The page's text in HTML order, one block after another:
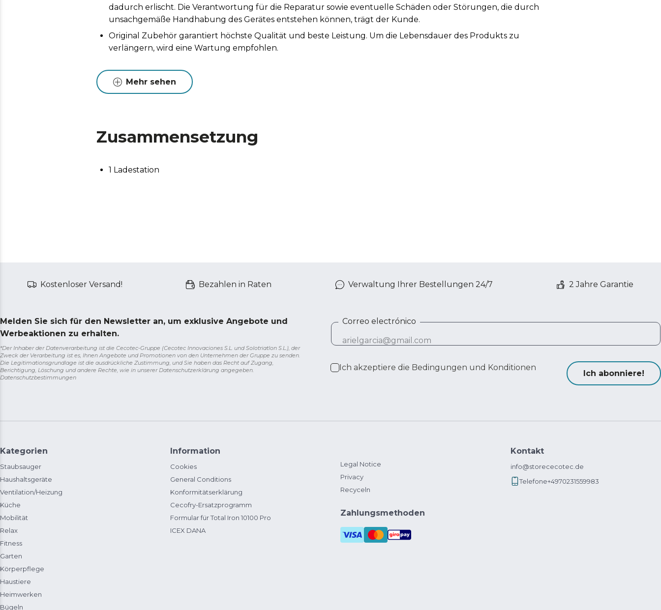
dadurch erlischt. Die Verantwortung für die Reparatur sowie eventuelle Schäden oder Störungen, die durch
unsachgemäße Handhabung des Gerätes entstehen können, trägt der Kunde.
Original Zubehör garantiert höchste Qualität und beste Leistung. Um die Lebensdauer des Produkts zu
verlängern, wird eine Wartung empfohlen.
Mehr sehen
Zusammensetzung
1 Ladestation
Kostenloser Versand! Bezahlen in Raten Verwaltung Ihrer Bestellungen 24/7 2 Jahre Garantie
Melden Sie sich für den Newsletter an, um exklusive Angebote und
Werbeaktionen zu erhalten.
*Der Inhaber der Datenverarbeitung ist die Cecotec-Gruppe (Cecotec Innovaciones S.L. und Solotriatlon S.L.), der
Zweck der Verarbeitung ist es, Ihnen Angebote und Promotionen von den Unternehmen der Gruppe zu senden.
Die Legitimationsgrundlage ist die ausdrückliche Zustimmung, und Sie haben das Recht auf Zugang,
Berichtigung, Löschung und andere Rechte, wie in unserer Datenschutzerklärung angegeben.
Datenschutzbestimmungen
Correo electrónico
Ich akzeptiere die Bedingungen und Konditionen
Ich abonniere!
Kategorien
Staubsauger
Haushaltsgeräte
Ventilation/Heizung
Küche
Mobilität
Relax
Fitness
Garten
Körperpflege
Haustiere
Heimwerken
Bügeln
Information
Cookies
General Conditions
Konformitätserklärung
Cecofry-Ersatzprogramm
Formular für Total Iron 10100 Pro
ICEX DANA
Legal Notice
Privacy
Recyceln
Zahlungsmethoden
Kontakt
info@storececotec.de
Telefone+4970231559983